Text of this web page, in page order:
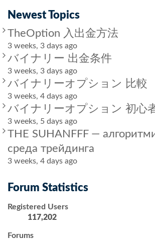
Newest Topics
TheOption 入出金方法
3 weeks, 3 days ago
バイナリー 出金条件
3 weeks, 3 days ago
バイナリーオプション 比較
3 weeks, 4 days ago
バイナリーオプション 初心
3 weeks, 5 days ago
THE SUHANFFF —
среда трейдинга
3 weeks, 4 days ago
Forum Statistics
Registered Users
117,202
Forums